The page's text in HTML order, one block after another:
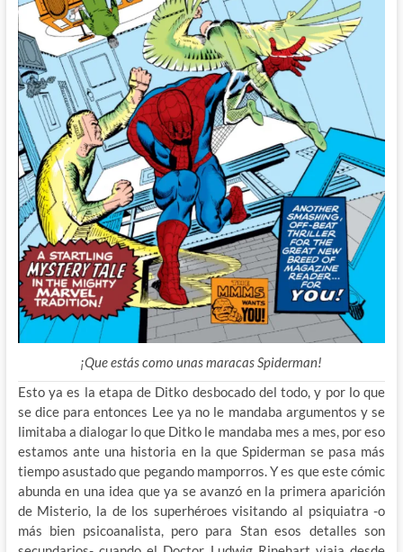
¡Que estás como unas maracas Spiderman!
Esto ya es la etapa de Ditko desbocado del todo, y por lo que
se dice para entonces Lee ya no le mandaba argumentos y se
limitaba a dialogar lo que Ditko le mandaba mes a mes, por eso
estamos ante una historia en la que Spiderman se pasa más
tiempo asustado que pegando mamporros. Y es que este cómic
abunda en una idea que ya se avanzó en la primera aparición
de Misterio, la de los superhéroes visitando al psiquiatra -o
más bien psicoanalista, pero para Stan esos detalles son